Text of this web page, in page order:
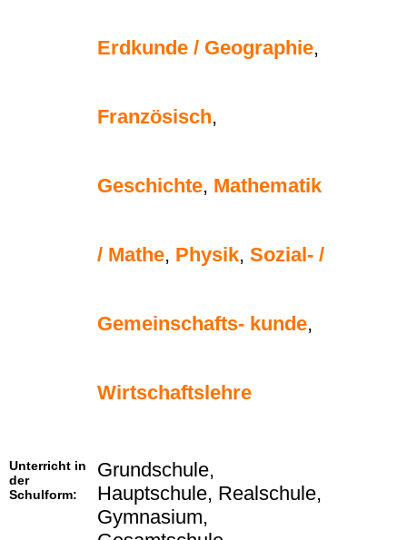
Erdkunde / Geographie,
Französisch,
Geschichte, Mathematik
/ Mathe, Physik, Sozial- /
Gemeinschafts- kunde,
Wirtschaftslehre
Unterricht in
der
Schulform:
Grundschule,
Hauptschule, Realschule,
Gymnasium,